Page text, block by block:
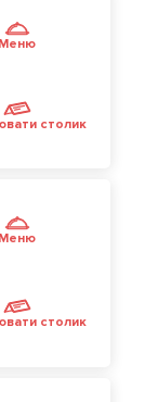
столик
столик